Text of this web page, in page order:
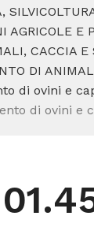
A COSA SERVE
AGRICOLE E
CACCIA E
DI
di ovini e
di ovini e